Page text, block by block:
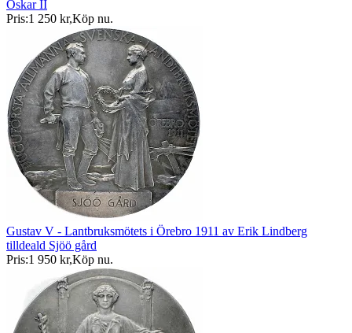
Oskar II
Pris:1 250 kr,Köp nu.
Gustav V - Lantbruksmötets i Örebro 1911 av Erik Lindberg
tilldeald Sjöö gård
Pris:1 950 kr,Köp nu.